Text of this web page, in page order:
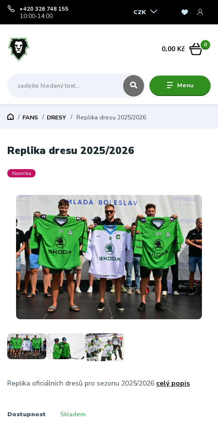
Menu
CZK
+420 326 748 155
10:00-14:00
0
0,00 Kč
FANS DRESY Replika dresu 2025/2026
Replika dresu 2025/2026
Novinka
Replika oficiálních dresů pro sezonu 2025/2026 celý popis
Dostupnost Skladem